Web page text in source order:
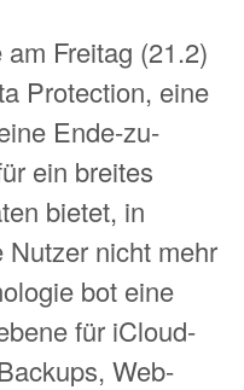
Freitag (21.2)
Protection, eine
Ende-zu-
ein breites
bietet, in
nicht mehr
bot eine
für iCloud-
Web-